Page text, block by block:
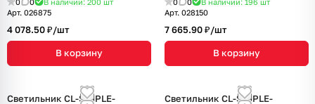
Арт. 026875
4 078.50 ₽/шт
В корзину
Арт. 028150
7 665.90 ₽/шт
В корзину
Светильник CL-SIMPLE-
Светильник CL-SIMPLE-